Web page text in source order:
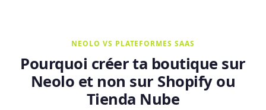
NEOLO VS PLATEFORMES SAAS
Pourquoi créer ta boutique sur
Neolo et non sur Shopify ou
Tienda Nube